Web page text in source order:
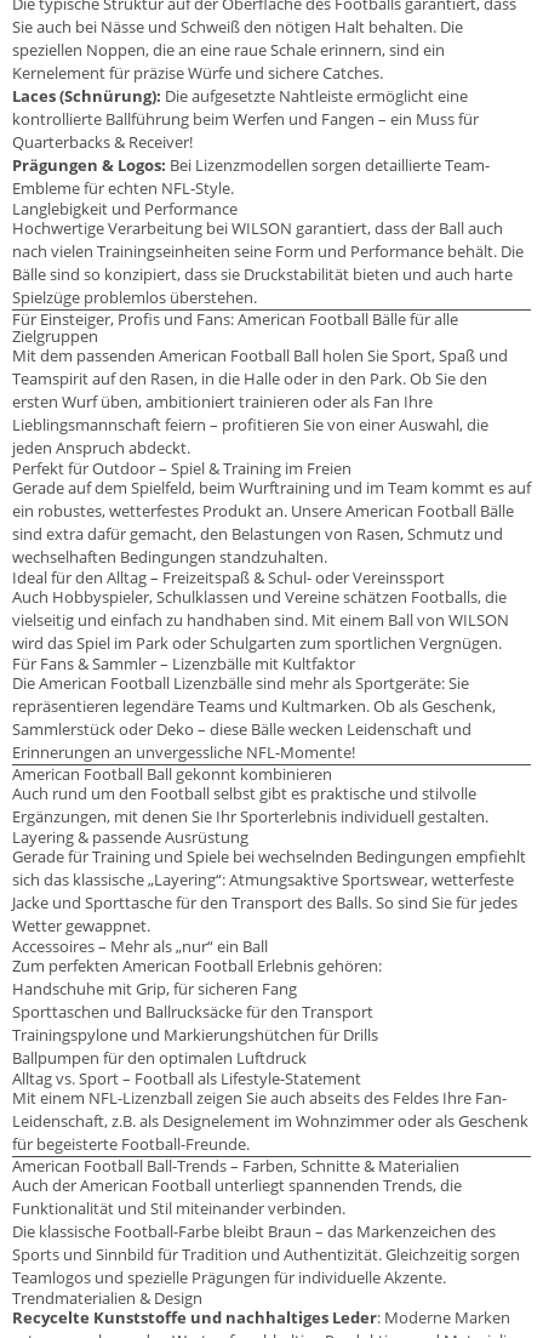
Sie auch bei Nässe und Schweiß den nötigen Halt behalten. Die
speziellen Noppen, die an eine raue Schale erinnern, sind ein
Kernelement für präzise Würfe und sichere Catches.
Laces (Schnürung): Die aufgesetzte Nahtleiste ermöglicht eine
kontrollierte Ballführung beim Werfen und Fangen – ein Muss für
Quarterbacks & Receiver!
Prägungen & Logos: Bei Lizenzmodellen sorgen detaillierte Team-
Embleme für echten NFL-Style.
Langlebigkeit und Performance
Hochwertige Verarbeitung bei WILSON garantiert, dass der Ball auch
nach vielen Trainingseinheiten seine Form und Performance behält. Die
Bälle sind so konzipiert, dass sie Druckstabilität bieten und auch harte
Spielzüge problemlos überstehen.
Für Einsteiger, Profis und Fans: American Football Bälle für alle
Zielgruppen
Mit dem passenden American Football Ball holen Sie Sport, Spaß und
Teamspirit auf den Rasen, in die Halle oder in den Park. Ob Sie den
ersten Wurf üben, ambitioniert trainieren oder als Fan Ihre
Lieblingsmannschaft feiern – profitieren Sie von einer Auswahl, die
jeden Anspruch abdeckt.
Perfekt für Outdoor – Spiel & Training im Freien
Gerade auf dem Spielfeld, beim Wurftraining und im Team kommt es auf
ein robustes, wetterfestes Produkt an. Unsere American Football Bälle
sind extra dafür gemacht, den Belastungen von Rasen, Schmutz und
wechselhaften Bedingungen standzuhalten.
Ideal für den Alltag – Freizeitspaß & Schul- oder Vereinssport
Auch Hobbyspieler, Schulklassen und Vereine schätzen Footballs, die
vielseitig und einfach zu handhaben sind. Mit einem Ball von WILSON
wird das Spiel im Park oder Schulgarten zum sportlichen Vergnügen.
Für Fans & Sammler – Lizenzbälle mit Kultfaktor
Die American Football Lizenzbälle sind mehr als Sportgeräte: Sie
repräsentieren legendäre Teams und Kultmarken. Ob als Geschenk,
Sammlerstück oder Deko – diese Bälle wecken Leidenschaft und
Erinnerungen an unvergessliche NFL-Momente!
American Football Ball gekonnt kombinieren
Auch rund um den Football selbst gibt es praktische und stilvolle
Ergänzungen, mit denen Sie Ihr Sporterlebnis individuell gestalten.
Layering & passende Ausrüstung
Gerade für Training und Spiele bei wechselnden Bedingungen empfiehlt
sich das klassische „Layering“: Atmungsaktive Sportswear, wetterfeste
Jacke und Sporttasche für den Transport des Balls. So sind Sie für jedes
Wetter gewappnet.
Accessoires – Mehr als „nur“ ein Ball
Zum perfekten American Football Erlebnis gehören:
Handschuhe mit Grip, für sicheren Fang
Sporttaschen und Ballrucksäcke für den Transport
Trainingspylone und Markierungshütchen für Drills
Ballpumpen für den optimalen Luftdruck
Alltag vs. Sport – Football als Lifestyle-Statement
Mit einem NFL-Lizenzball zeigen Sie auch abseits des Feldes Ihre Fan-
Leidenschaft, z.B. als Designelement im Wohnzimmer oder als Geschenk
für begeisterte Football-Freunde.
American Football Ball-Trends – Farben, Schnitte & Materialien
Auch der American Football unterliegt spannenden Trends, die
Funktionalität und Stil miteinander verbinden.
Die klassische Football-Farbe bleibt Braun – das Markenzeichen des
Sports und Sinnbild für Tradition und Authentizität. Gleichzeitig sorgen
Teamlogos und spezielle Prägungen für individuelle Akzente.
Trendmaterialien & Design
Recycelte Kunststoffe und nachhaltiges Leder: Moderne Marken